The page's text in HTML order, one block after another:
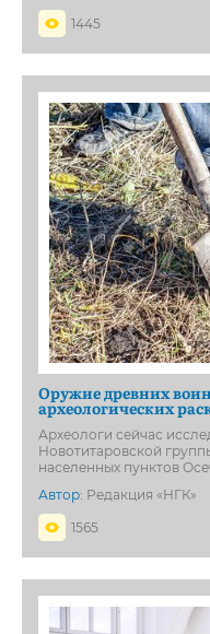
1445
Оружие древних
археологических
Археологи сейчас
Новотитаровской
населенных пунктов
Автор: Редакция «НГК»
1565